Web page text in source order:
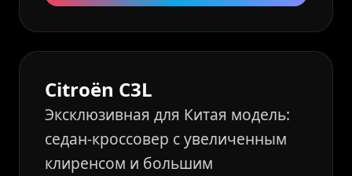
Citroën C3L
Эксклюзивная для Китая модель:
седан-кроссовер с увеличенным
клиренсом и большим